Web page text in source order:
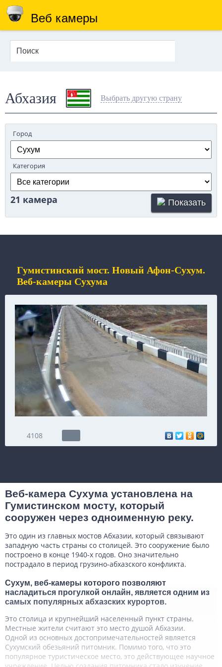
Веб камеры
Абхазия Выбрать другую страну
Город
Категория
21 камера Показать
Гумистинский мост. Новый Афон-Сухум.
Веб-камеры Сухума
4108
Веб-камера Сухума установлена на
Гумистинском мосту, который
сооружен через одноименную реку.
Это один из главных мостов Абхазии, который связывают
западную часть страны со столицей. Это сооружение было
построено в конце 1940-х годов. Оно значительно
пострадало в период грузино-абхазского конфликта.
Сухум, веб-камеры которого позволяют
насладиться прогулкой онлайн, является одним из
самых популярных абхазских курортов.
Это столица и крупнейший населенный пункт страны.
Местные жители считают это место душой Абхазии.
Одной из основных достопримечательностей является
Сухумский обезьяний питомник. Помимо того, что это
популярное туристическое место, это действующее научное